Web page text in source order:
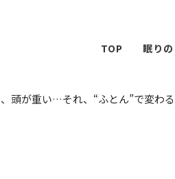
TOP 眠り
頭が重い…それ、“ふとん”で変わ